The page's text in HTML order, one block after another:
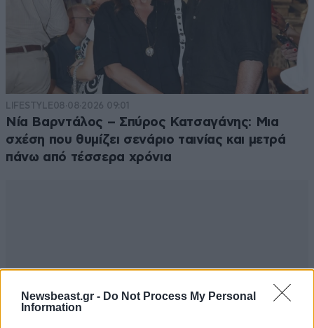
Newsbeast.gr - Do Not Process My Personal
Information
LIFESTYLE08·08·2026 09:01
Νία Βαρντάλος – Σπύρος Κατσαγάνης: Μια
σχέση που θυμίζει σενάριο ταινίας και μετρά
πάνω από τέσσερα χρόνια